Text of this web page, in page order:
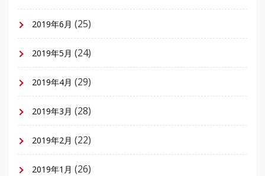
2019年6月 (25)
2019年5月 (24)
2019年4月 (29)
2019年3月 (28)
2019年2月 (22)
2019年1月 (26)